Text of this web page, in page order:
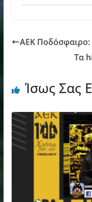
ΑΕΚ Ποδόσφαιρο:
Τα
Ίσως Σας